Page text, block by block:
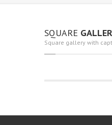
SQUARE
Square gallery with